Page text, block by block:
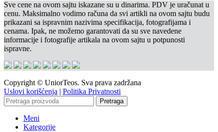
Sve cene na ovom sajtu iskazane su u dinarima. PDV je uračunat u
cenu. Maksimalno vodimo računa da svi artikli na ovom sajtu budu
prikazani sa ispravnim nazivima specifikacija, fotografijama i
cenama. Ipak, ne možemo garantovati da su sve navedene
informacije i fotografije artikala na ovom sajtu u potpunosti
ispravne.
Copyright © UniorTeos. Sva prava zadržana
Uslovi korišćenja | Politika Privatnosti
Pretraga
Meni
Kategorije